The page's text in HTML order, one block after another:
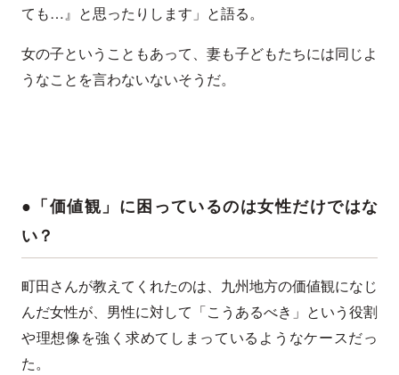
ても…』と思ったりします」と語る。
女の子ということもあって、妻も子どもたちには同じよ
うなことを言わないないそうだ。
●「価値観」に困っているのは女性だけではな
い？
町田さんが教えてくれたのは、九州地方の価値観になじ
んだ女性が、男性に対して「こうあるべき」という役割
や理想像を強く求めてしまっているようなケースだっ
た。